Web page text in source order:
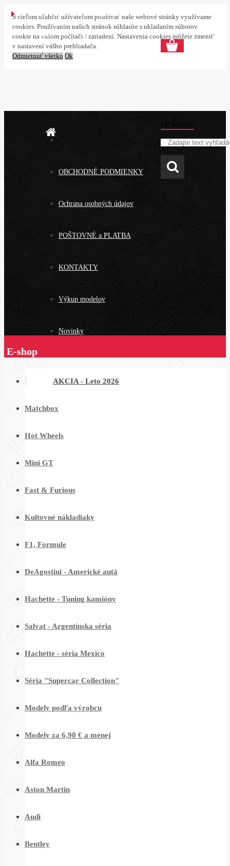
S cieľom uľahčiť užívateľom používať naše webové stránky využívame
cookies. Používaním našich stránok súhlasíte s ukladaním súborov
cookie na vašom počítači / zariadení. Nastavenia cookies môžete zmeniť
v nastavení vášho prehliadača.
Odmietnuť všetko Ok
OBCHODNÉ PODMIENKY
Ochrana osobných údajov
POŠTOVNÉ a PLATBA
KONTAKTY
Výkup modelov
Novinky
Prihlásenie Nová registrácia
0 ks
E-shop
AKCIA - Leto 2026
Matchbox
Hot Wheels
Mini GT
Fast & Furious
Kultovné nákladiaky
F1, Formule
DeAgostini - Americké autá
Hachette - Tuning kamióny
Salvat - Argentínska séria
Hachette - séria Mexico
Séria "Supercar Collection"
Modely podľa výrobcu
Modely za 6,90 € a menej
Alfa Romeo
Aston Martin
Audi
Bentley